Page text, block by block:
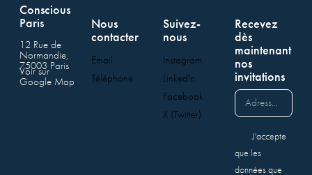
Conscious
Paris
12 Rue de
Normandie,
75003 Paris
Voir sur
Google Map
Nous
contacter
Email
Téléphone
Suivez-
nous
Instagram
LinkedIn
Facebook
X (Twitter)
Recevez
dès
maintenant
nos
invitations
J'accepte
que les
données que